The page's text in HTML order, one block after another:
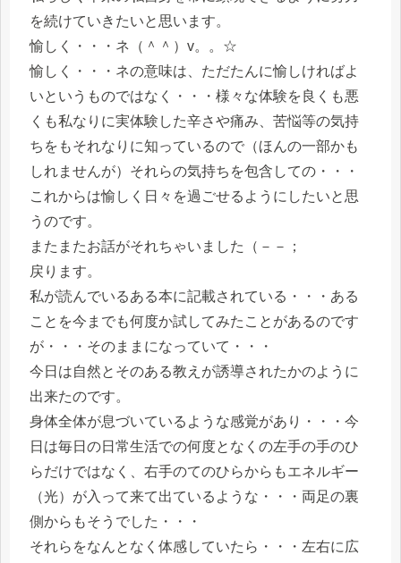
を続けていきたいと思います。
愉しく・・・ネ（＾＾）v。。☆
愉しく・・・ネの意味は、ただたんに愉しければよ
いというものではなく・・・様々な体験を良くも悪
くも私なりに実体験した辛さや痛み、苦悩等の気持
ちをもそれなりに知っているので（ほんの一部かも
しれませんが）それらの気持ちを包含しての・・・
これからは愉しく日々を過ごせるようにしたいと思
うのです。
またまたお話がそれちゃいました（－－；
戻ります。
私が読んでいるある本に記載されている・・・ある
ことを今までも何度か試してみたことがあるのです
が・・・そのままになっていて・・・
今日は自然とそのある教えが誘導されたかのように
出来たのです。
身体全体が息づいているような感覚があり・・・今
日は毎日の日常生活での何度となくの左手の手のひ
らだけではなく、右手のてのひらからもエネルギー
（光）が入って来て出ているような・・・両足の裏
側からもそうでした・・・
それらをなんとなく体感していたら・・・左右に広